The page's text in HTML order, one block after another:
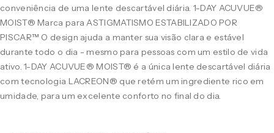
conveniência de uma lente descartável diária. 1-DAY ACUVUE®
MOIST® Marca para ASTIGMATISMO ESTABILIZADO POR
PISCAR™ O design ajuda a manter sua visão clara e estável
durante todo o dia - mesmo para pessoas com um estilo de vida
ativo. 1-DAY ACUVUE® MOIST® é a única lente descartável diária
com tecnologia LACREON® que retém um ingrediente rico em
umidade, para um excelente conforto no final do dia.